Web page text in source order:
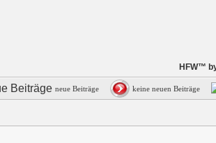
HFW™
neue Beiträge keine neuen Beiträge